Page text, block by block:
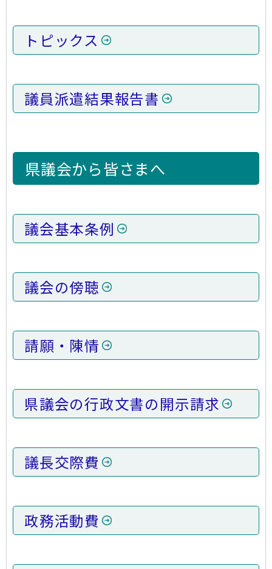
トピックス
議員派遣結果報告書
県議会から皆さまへ
議会基本条例
議会の傍聴
請願・陳情
県議会の行政文書の開示請求
議長交際費
政務活動費